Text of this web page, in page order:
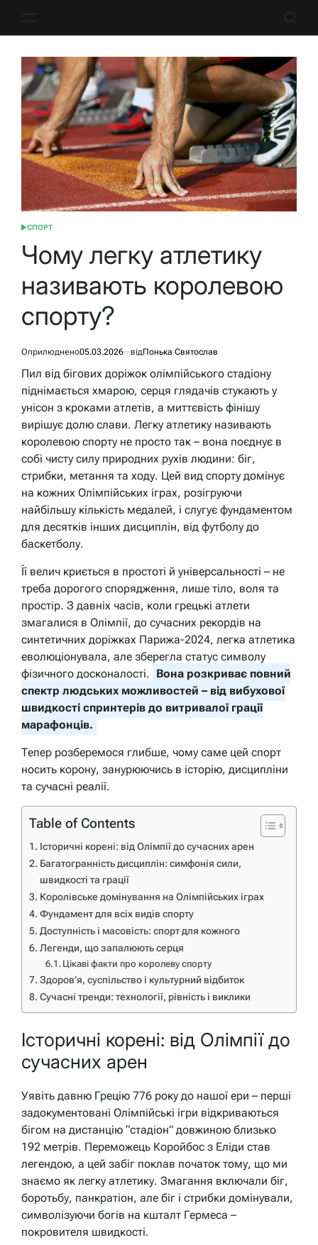
ОПУБЛІКУВАТИ
СПОРТ
Чому легку атлетику
називають королевою
спорту?
Оприлюднено05.03.2026 відПонька Святослав
Пил від бігових доріжок олімпійського стадіону
піднімається хмарою, серця глядачів стукають у
унісон з кроками атлетів, а миттєвість фінішу
вирішує долю слави. Легку атлетику називають
королевою спорту не просто так – вона поєднує в
собі чисту силу природних рухів людини: біг,
стрибки, метання та ходу. Цей вид спорту домінує
на кожних Олімпійських іграх, розігруючи
найбільшу кількість медалей, і слугує фундаментом
для десятків інших дисциплін, від футболу до
баскетболу.
Її велич криється в простоті й універсальності – не
треба дорогого спорядження, лише тіло, воля та
простір. З давніх часів, коли грецькі атлети
змагалися в Олімпії, до сучасних рекордів на
синтетичних доріжках Парижа-2024, легка атлетика
еволюціонувала, але зберегла статус символу
фізичного досконалості. Вона розкриває повний
спектр людських можливостей – від вибухової
швидкості спринтерів до витривалої грації
марафонців.
Тепер розберемося глибше, чому саме цей спорт
носить корону, занурюючись в історію, дисципліни
та сучасні реалії.
Table of Contents
Історичні корені: від Олімпії до сучасних арен
Багатогранність дисциплін: симфонія сили,
швидкості та грації
Королівське домінування на Олімпійських іграх
Фундамент для всіх видів спорту
Доступність і масовість: спорт для кожного
Легенди, що запалюють серця
Цікаві факти про королеву спорту
Здоров’я, суспільство і культурний відбиток
Сучасні тренди: технології, рівність і виклики
Історичні корені: від Олімпії до
сучасних арен
Уявіть давню Грецію 776 року до нашої ери – перші
задокументовані Олімпійські ігри відкриваються
бігом на дистанцію “стадіон” довжиною близько
192 метрів. Переможець Коройбос з Еліди став
легендою, а цей забіг поклав початок тому, що ми
знаємо як легку атлетику. Змагання включали біг,
боротьбу, панкратіон, але біг і стрибки домінували,
символізуючи богів на кшталт Гермеса –
покровителя швидкості.